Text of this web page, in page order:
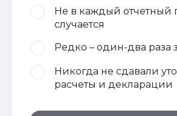
Не в каждый отчетный
случается
Редко – один-два раза
Никогда не сдавали
расчеты и декларации